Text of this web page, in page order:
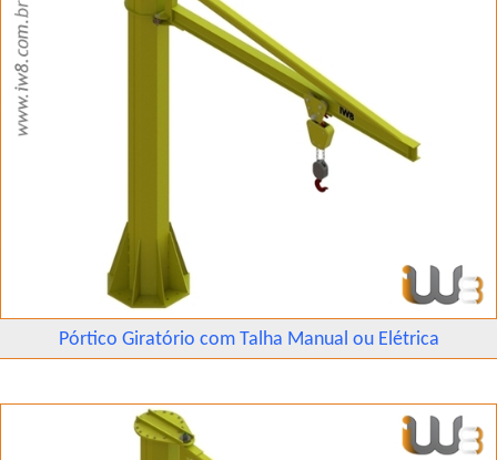
Pórtico Giratório com Talha Manual ou Elétrica